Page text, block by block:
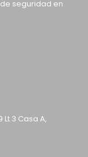
seguridad en
Lt 3 Casa A,